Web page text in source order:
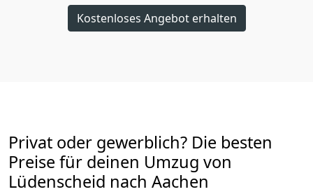
Kostenloses Angebot erhalten
Privat oder gewerblich? Die besten
Preise für deinen Umzug von
Lüdenscheid nach Aachen